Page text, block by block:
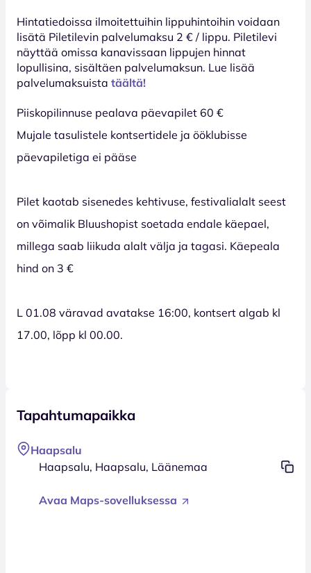
Hinta­tiedoissa ilmoitettuihin lippuhintoihin voidaan
lisätä Piletilevin palvelumaksu 2 € / lippu. Piletilevi
näyttää omissa kanavissaan lippujen hinnat
lopullisina, sisältäen palvelumaksun. Lue lisää
palvelumaksuista täältä!
Piiskopilinnuse pealava päevapilet 60 €
Mujale tasulistele kontsertidele ja ööklubisse
päevapiletiga ei pääse
Pilet kaotab sisenedes kehtivuse, festivalialalt seest
on võimalik Bluushopist soetada endale käepael,
millega saab liikuda alalt välja ja tagasi. Käepeala
hind on 3 €
L 01.08 väravad avatakse 16:00, kontsert algab kl
17.00, lõpp kl 00.00.
Tapahtumapaikka
Haapsalu
Haapsalu, Haapsalu, Läänemaa
Avaa Maps-sovelluksessa